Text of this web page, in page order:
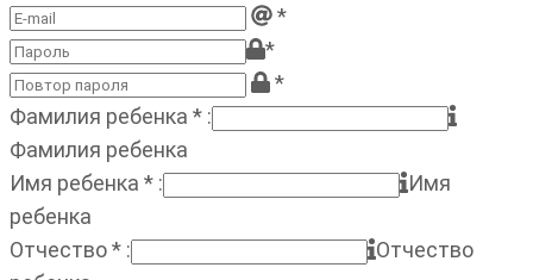
*
*
*
Фамилия ребенка * :
Фамилия ребенка
Имя ребенка * :
Имя
ребенка
Отчество* :
Отчество